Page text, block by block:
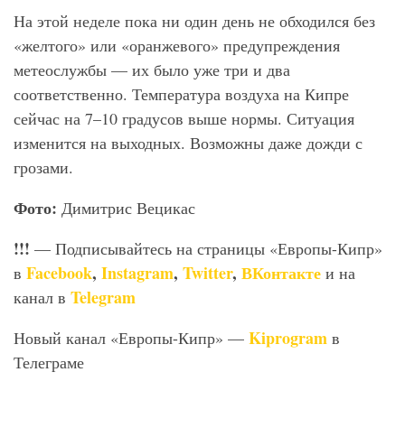
На этой неделе пока ни один день не обходился без
«желтого» или «оранжевого» предупреждения
метеослужбы — их было уже три и два
соответственно. Температура воздуха на Кипре
сейчас на 7–10 градусов выше нормы. Ситуация
изменится на выходных. Возможны даже дожди с
грозами.
Фото: Димитрис Вецикас
!!! — Подписывайтесь на страницы «Европы-Кипр»
в Facebook, Instagram, Twitter, ВКонтакте и на
канал в Telegram
Новый канал «Европы-Кипр» — Kiprogram в
Телеграме